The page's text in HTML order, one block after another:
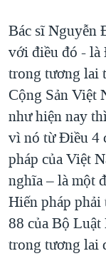
Bác sĩ Nguyễn
với điều đó - là
trong tương lai
Cộng Sản Việt
như hiện nay
vì nó từ Điều 4
pháp của Việt
nghĩa – là một
Hiến pháp
88 của Bộ
trong tương lai